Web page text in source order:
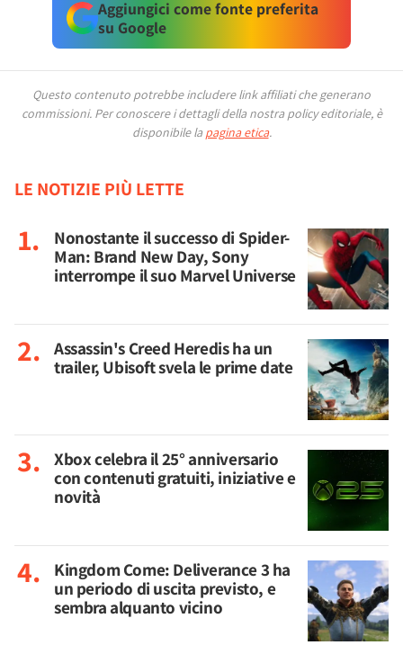
Aggiungici come fonte preferita
su Google
Questo contenuto potrebbe includere link affiliati che generano
commissioni. Per conoscere i dettagli della nostra policy editoriale, è
disponibile la pagina etica.
LE NOTIZIE PIÙ LETTE
Nonostante il successo di Spider-
Man: Brand New Day, Sony
interrompe il suo Marvel Universe
Assassin's Creed Heredis ha un
trailer, Ubisoft svela le prime date
Xbox celebra il 25° anniversario
con contenuti gratuiti, iniziative e
novità
Kingdom Come: Deliverance 3 ha
un periodo di uscita previsto, e
sembra alquanto vicino